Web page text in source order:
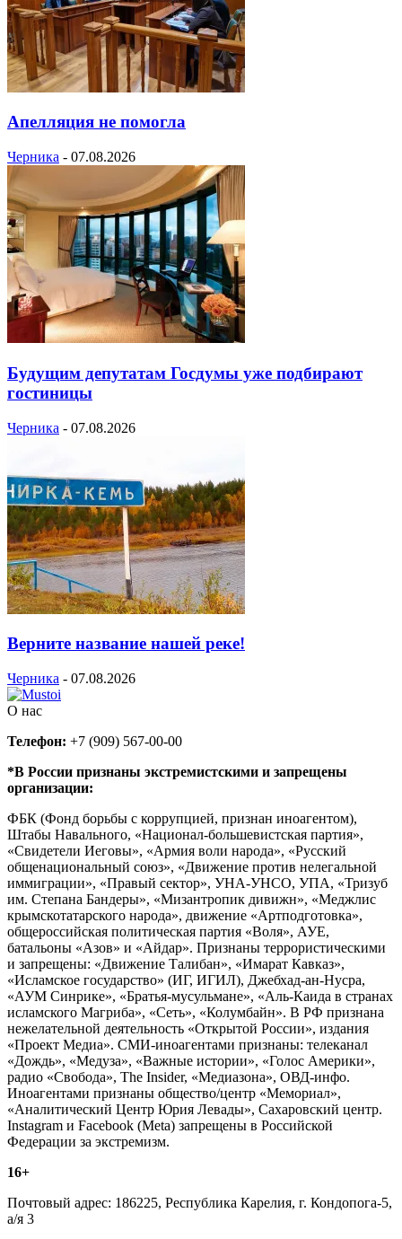
Апелляция не помогла
Черника - 07.08.2026
Будущим депутатам Госдумы уже подбирают
гостиницы
Черника - 07.08.2026
Верните название нашей реке!
Черника - 07.08.2026
О нас
Телефон: +7 (909) 567-00-00
*В России признаны экстремистскими и запрещены
организации:
ФБК (Фонд борьбы с коррупцией, признан иноагентом),
Штабы Навального, «Национал-большевистская партия»,
«Свидетели Иеговы», «Армия воли народа», «Русский
общенациональный союз», «Движение против нелегальной
иммиграции», «Правый сектор», УНА-УНСО, УПА, «Тризуб
им. Степана Бандеры», «Мизантропик дивижн», «Меджлис
крымскотатарского народа», движение «Артподготовка»,
общероссийская политическая партия «Воля», АУЕ,
батальоны «Азов» и «Айдар». Признаны террористическими
и запрещены: «Движение Талибан», «Имарат Кавказ»,
«Исламское государство» (ИГ, ИГИЛ), Джебхад-ан-Нусра,
«АУМ Синрике», «Братья-мусульмане», «Аль-Каида в странах
исламского Магриба», «Сеть», «Колумбайн». В РФ признана
нежелательной деятельность «Открытой России», издания
«Проект Медиа». СМИ-иноагентами признаны: телеканал
«Дождь», «Медуза», «Важные истории», «Голос Америки»,
радио «Свобода», The Insider, «Медиазона», ОВД-инфо.
Иноагентами признаны общество/центр «Мемориал»,
«Аналитический Центр Юрия Левады», Сахаровский центр.
Instagram и Facebook (Metа) запрещены в Российской
Федерации за экстремизм.
16+
Почтовый адрес: 186225, Республика Карелия, г. Кондопога-5,
а/я 3